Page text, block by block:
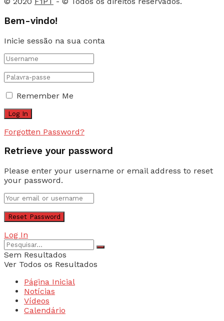
Bem-vindo!
Inicie sessão na sua conta
Remember Me
Forgotten Password?
Retrieve your password
Please enter your username or email address to reset
your password.
Log In
Sem Resultados
Ver Todos os Resultados
Página Inicial
Notícias
Vídeos
Calendário